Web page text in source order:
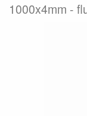
1000x4mm